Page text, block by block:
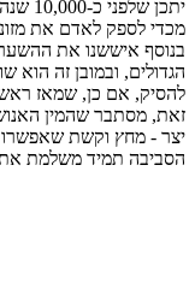
יתכן
מכדי לספק לאדם את
בנוסף איששנו את
הגדולים, ובמובן זה הוא
להסיק, אם כן, שמאז
זאת, מסתבר שהמין
יצר - מחץ וקשת שאפשרו
הסביבה תמיד משלמת